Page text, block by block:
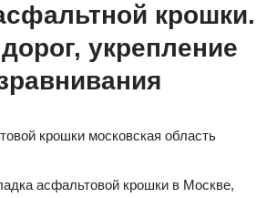
крошки.
укрепление
асфальтовой крошки в Москве,